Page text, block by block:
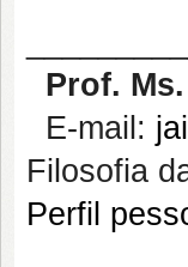
Prof. Ms.
E-mail:
Filosofia
Perfil